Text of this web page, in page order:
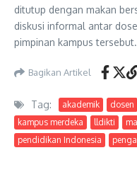
ditutup dengan makan
diskusi informal antar
pimpinan kampus
Bagikan Artikel
Tag: akademik dosen
kampus merdeka
lldikti
pendidikan Indonesia